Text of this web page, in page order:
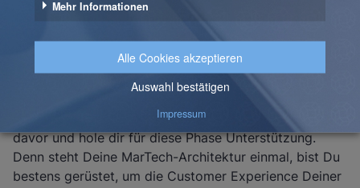
Genügt die aktuell genutzte Marketing-Automation-
Kanäle benutze ich zurzeit und welche werde ich
später noch hinzufügen müssen?
Dieser Initialaufwand lohnt sich – scheue Dich nicht
davor und hole dir für diese Phase Unterstützung.
Denn steht Deine MarTech-Architektur einmal, bist Du
bestens gerüstet, um die Customer Experience Deiner